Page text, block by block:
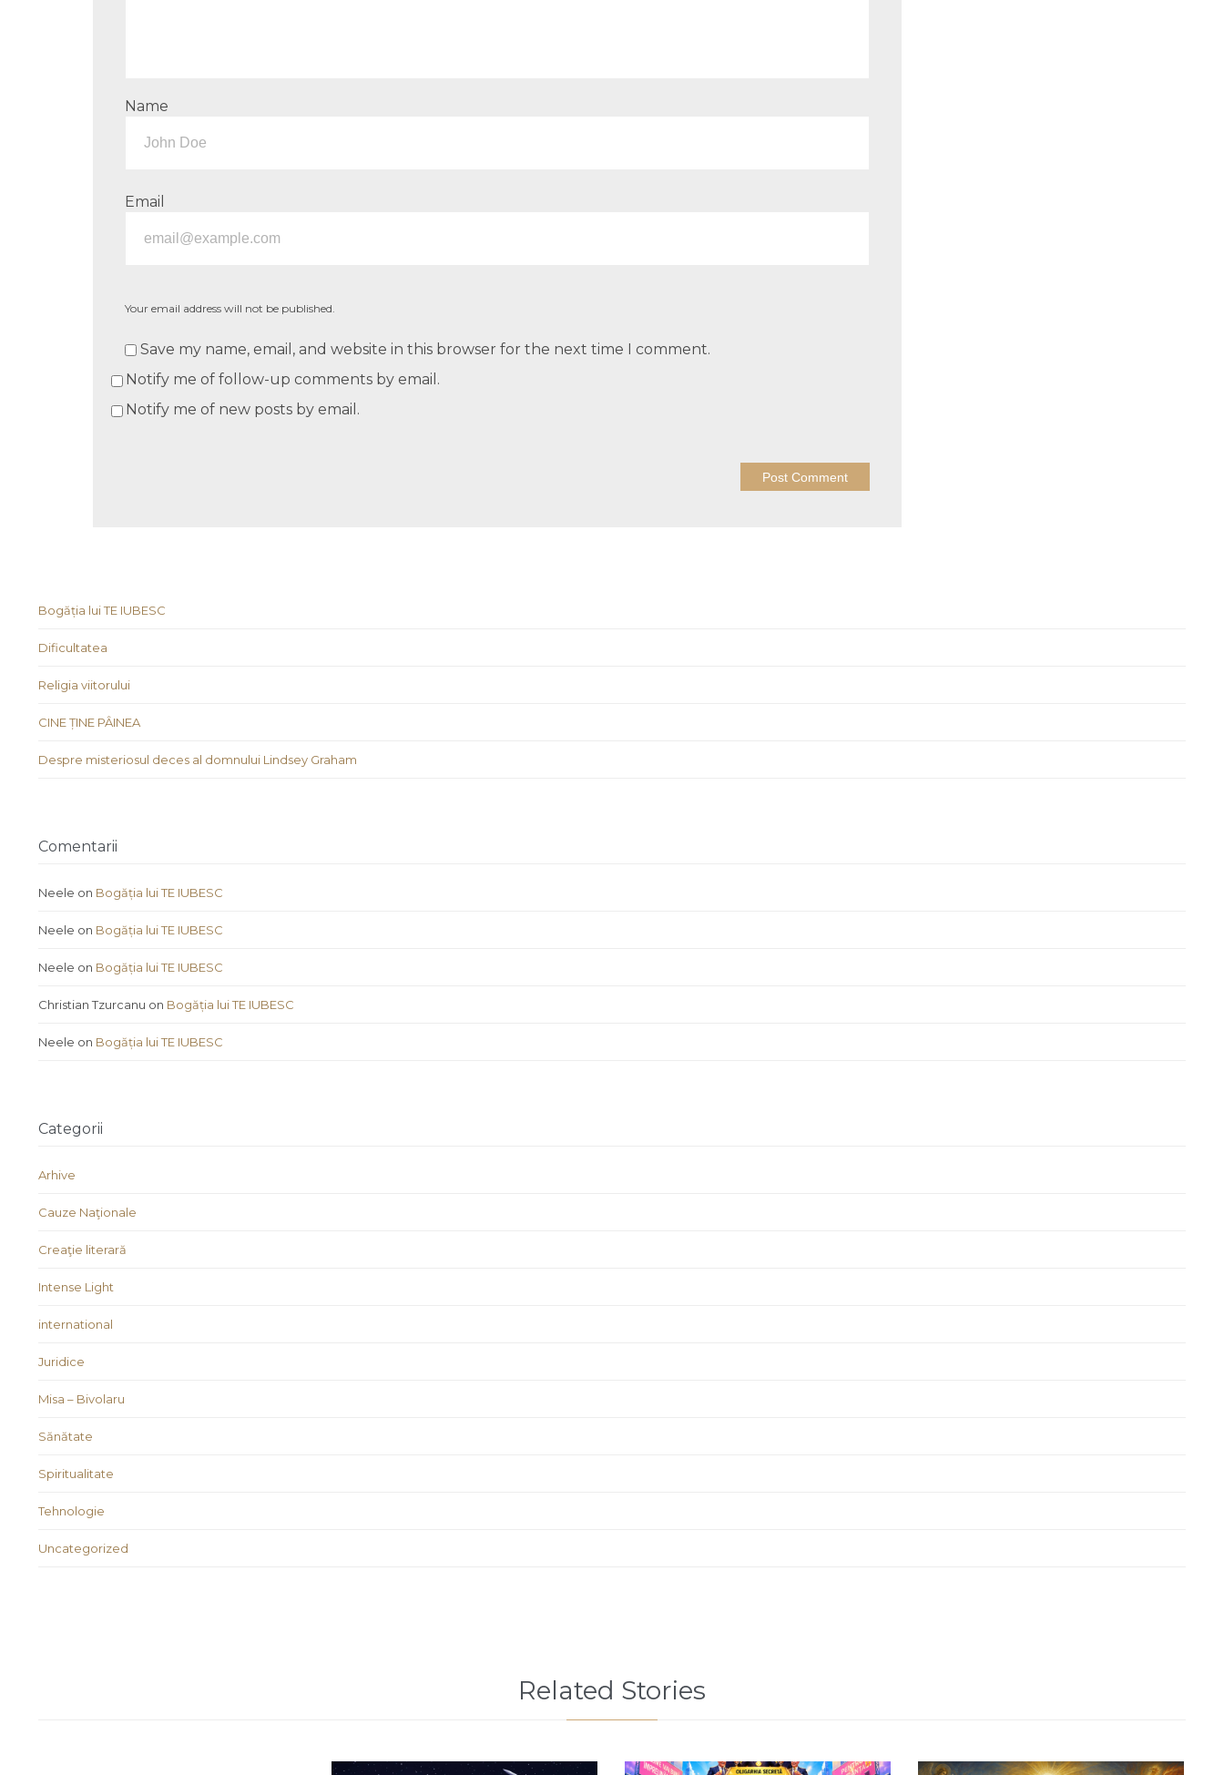
Name
Email
Your email address will not be published.
Save my name, email, and website in this browser for the next time I comment.
Notify me of follow-up comments by email.
Notify me of new posts by email.
Bogăția lui TE IUBESC
Dificultatea
Religia viitorului
CINE ȚINE PÂINEA
Despre misteriosul deces al domnului Lindsey Graham
Comentarii
Neele on Bogăția lui TE IUBESC
Neele on Bogăția lui TE IUBESC
Neele on Bogăția lui TE IUBESC
Christian Tzurcanu on Bogăția lui TE IUBESC
Neele on Bogăția lui TE IUBESC
Categorii
Arhive
Cauze Naţionale
Creaţie literară
Intense Light
international
Juridice
Misa – Bivolaru
Sănătate
Spiritualitate
Tehnologie
Uncategorized
Related Stories